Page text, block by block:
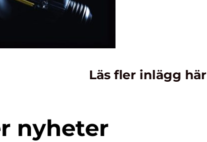
Läs fler inlägg här
nyheter